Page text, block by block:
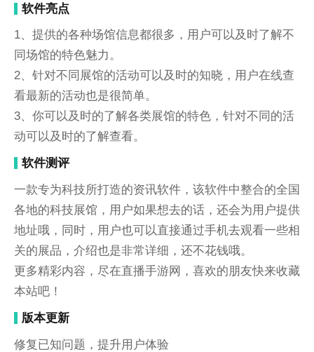
软件亮点
1、提供的各种场馆信息都很多，用户可以及时了解不
同场馆的特色魅力。
2、针对不同展馆的活动可以及时的知晓，用户在线查
看最新的活动也是很简单。
3、你可以及时的了解各类展馆的特色，针对不同的活
动可以及时的了解查看。
软件测评
一款专为科技所打造的资讯软件，该软件中整合的全国
各地的科技展馆，用户如果想去的话，还会为用户提供
地址哦，同时，用户也可以直接通过手机去观看一些相
关的展品，介绍也是非常详细，还不花钱哦。
更多精彩内容，尽在直播手游网，喜欢的朋友快来收藏
本站吧！
版本更新
修复已知问题，提升用户体验